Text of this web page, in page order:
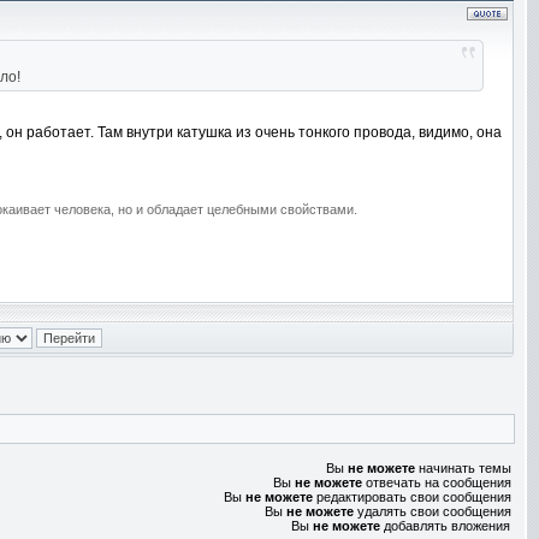
работает. Там внутри катушка из очень тонкого провода, видимо, она
человека, но и обладает целебными свойствами.
Вы не можете начинать темы
Вы не можете отвечать на сообщения
Вы не можете редактировать свои сообщения
Вы не можете удалять свои сообщения
Вы не можете добавлять вложения